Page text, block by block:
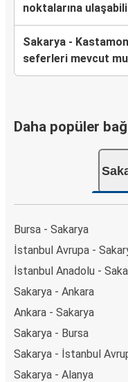
noktalarına
Sakarya -
seferleri mevcut
Daha popüler
Bursa - Sakarya
İstanbul Avrupa -
İstanbul Anadolu -
Sakarya - Ankara
Ankara - Sakarya
Sakarya - Bursa
Sakarya - İstanbul
Sakarya - Alanya